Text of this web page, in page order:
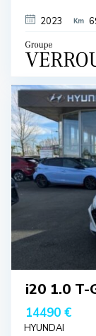
2023
i20 1.0 T-
14490 €
HYUNDAI